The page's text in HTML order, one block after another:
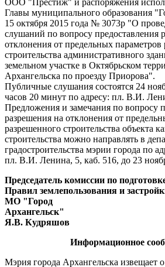
ООО "Престиж" и распоряжения
Главы муниципального образования
15 октября 2015 года № 3073р "О
слушаний по вопросу предоставления
отклонения от предельных параметров
строительства административного
земельном участке в Октябрьском
Архангельска по проезду Приорова".
Публичные слушания состоятся 24
часов 20 минут по адресу: пл. В.И.
Предложения и замечания по вопросу
разрешения на отклонения от
разрешенного строительства объекта
строительства можно направлять в
градостроительства мэрии города по
пл. В.И. Ленина, 5, каб. 516, до 23
Председатель комиссии по
Правил землепользования и
МО "Город
Архангельск"
Я.В. Кудряшов
Информационное
Мэрия города Архангельска извещает